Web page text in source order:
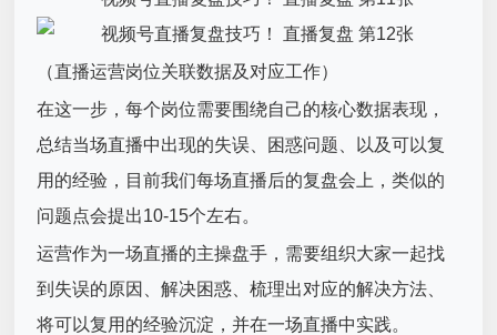
（直播运营岗位关联数据及对应工作）
在这一步，每个岗位需要围绕自己的核心数据表现，
总结当场直播中出现的失误、困惑问题、以及可以复
用的经验，目前我们每场直播后的复盘会上，类似的
问题点会提出10-15个左右。
运营作为一场直播的主操盘手，需要组织大家一起找
到失误的原因、解决困惑、梳理出对应的解决方法、
将可以复用的经验沉淀，并在一场直播中实践。